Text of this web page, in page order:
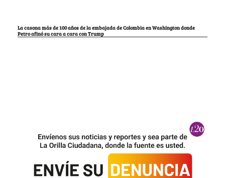
La casona más de 100 años de la embajada de Colombia en Washington donde
Petro afinó su cara a cara con Trump